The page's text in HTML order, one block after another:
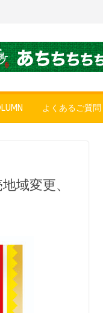
よくあるご質問
域変更、